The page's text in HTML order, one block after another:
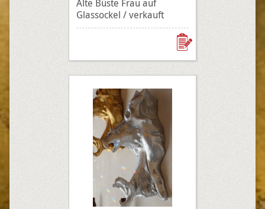
Alte Büste Frau auf
Glassockel / verkauft